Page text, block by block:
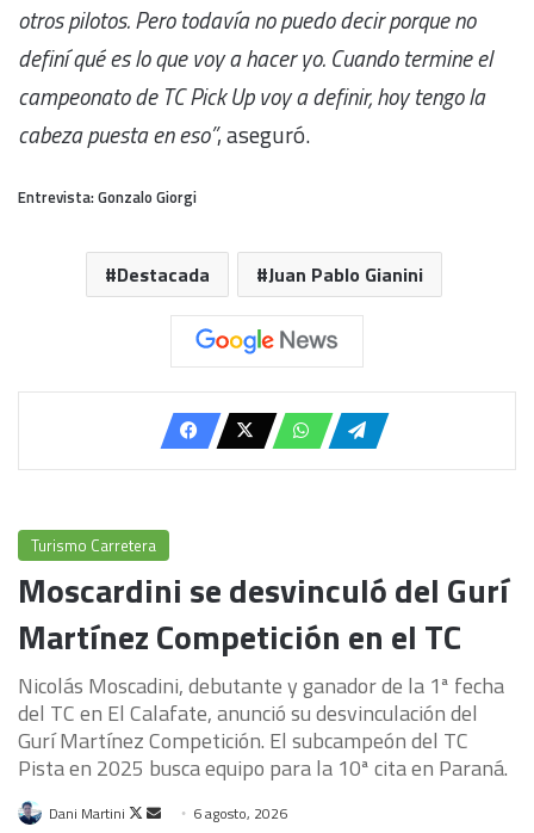
otros pilotos. Pero todavía no puedo decir porque no
definí qué es lo que voy a hacer yo. Cuando termine el
campeonato de TC Pick Up voy a definir, hoy tengo la
cabeza puesta en eso”, aseguró.
Entrevista: Gonzalo Giorgi
Destacada Juan Pablo Gianini